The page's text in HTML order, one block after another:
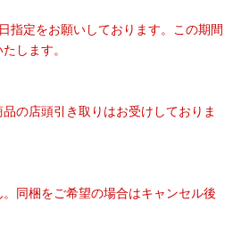
指定をお願いしております。この期間
します。
の店頭引き取りはお受けしておりま
同梱をご希望の場合はキャンセル後